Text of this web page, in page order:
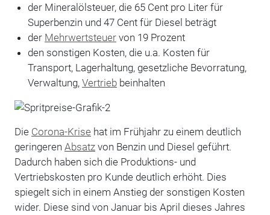
der Mineralölsteuer, die 65 Cent pro Liter für
Superbenzin und 47 Cent für Diesel beträgt
der Mehrwertsteuervon 19 Prozent
den sonstigen Kosten, die u.a. Kosten für
Transport, Lagerhaltung, gesetzliche Bevorratung,
Verwaltung, Vertriebbeinhalten
Die Corona-Krise hat im Frühjahr zu einem deutlich
geringeren Absatzvon Benzin und Diesel geführt.
Dadurch haben sich die Produktions- und
Vertriebskosten pro Kunde deutlich erhöht. Dies
spiegelt sich in einem Anstieg der sonstigen Kosten
wider. Diese sind von Januar bis April dieses Jahres